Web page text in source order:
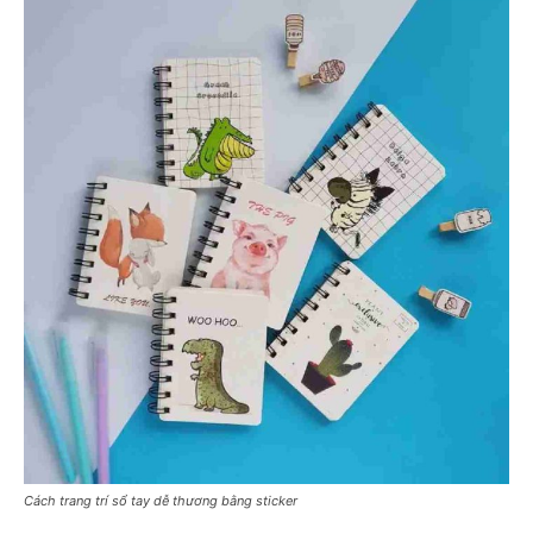
Cách trang trí sổ tay dễ thương bằng sticker